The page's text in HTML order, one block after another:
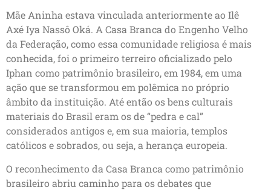
Mãe Aninha estava vinculada anteriormente ao Ilê
Axé Iya Nassô Oká. A Casa Branca do Engenho Velho
da Federação, como essa comunidade religiosa é mais
conhecida, foi o primeiro terreiro oficializado pelo
Iphan como patrimônio brasileiro, em 1984, em uma
ação que se transformou em polêmica no próprio
âmbito da instituição. Até então os bens culturais
materiais do Brasil eram os de “pedra e cal”
considerados antigos e, em sua maioria, templos
católicos e sobrados, ou seja, a herança europeia.
O reconhecimento da Casa Branca como patrimônio
brasileiro abriu caminho para os debates que